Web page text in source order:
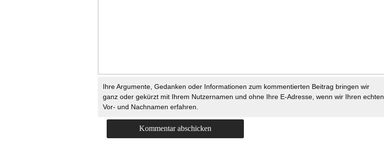
Ihre Argumente, Gedanken oder Informationen zum kommentierten Beitrag bringen wir
ganz oder gekürzt mit Ihrem Nutzernamen und ohne Ihre E-Adresse, wenn wir Ihren echten
Vor- und Nachnamen erfahren.